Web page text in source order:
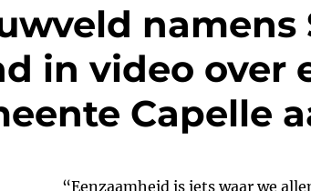
o
o
k
I
n
namens
in video over
Capelle
“Eenzaamheid is iets waar we